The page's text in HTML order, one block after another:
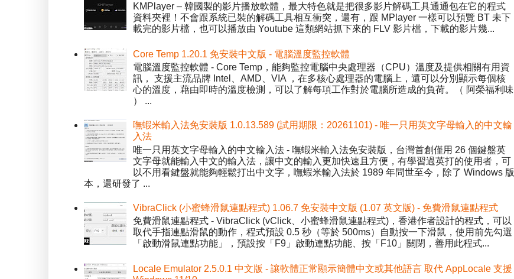
KMPlayer – 韓國製的影片播放軟體，最大特色就是把很多影片解碼工具通通包在它的程式
資料夾裡！不會跟系統已裝的解碼工具相互衝突，還有，跟 MPlayer 一樣可以預覽 BT 未下
載完的影片檔，也可以播放由 Youtube 這類網站抓下來的 FLV 影片檔，下載的影片幾...
Core Temp 1.20.1 免安裝中文版 - 電腦溫度監控軟體
電腦溫度監控軟體 - Core Temp，能夠監控電腦中央處理器（CPU）溫度及提供相關有用資
訊， 支援主流品牌 Intel、AMD、VIA ，在多核心處理器的電腦上，還可以分別顯示每個核
心的溫度，藉由即時的溫度檢測，可以了解每項工作對於電腦所造成的負荷。（ 阿榮福利味
） ...
嘸蝦米輸入法免安裝版 1.0.13.589 (試用期限：20261101) - 唯一只用英文字母輸入的中文輸
入法
唯一只用英文字母輸入的中文輸入法 - 嘸蝦米輸入法免安裝版，台灣首創僅用 26 個鍵盤英
文字母就能輸入中文的輸入法，讓中文的輸入更加快速且方便，有學習過英打的使用者，可
以不用看鍵盤就能夠輕鬆打出中文字，嘸蝦米輸入法於 1989 年問世至今，除了 Windows 版
本，還研發了 ...
VibraClick (小蜜蜂滑鼠連點程式) 1.06.7 免安裝中文版 (1.07 英文版) - 免費滑鼠連點程式
免費滑鼠連點程式 - VibraClick (vClick、小蜜蜂滑鼠連點程式)，香港作者設計的程式，可以
取代手指連點滑鼠的動作，程式預設 0.5 秒（等於 500ms）自動按一下滑鼠，使用前先勾選
「啟動滑鼠連點功能」，預設按「F9」啟動連點功能、按「F10」關閉，善用此程式...
Locale Emulator 2.5.0.1 中文版 - 讓軟體正常顯示簡體中文或其他語言 取代 AppLocale 支援